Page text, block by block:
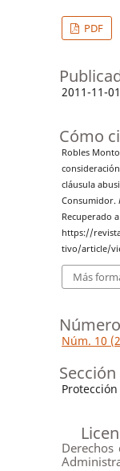
PDF
2011-11-01
Cómo
Robles
cláusula
Consumidor.
Recuperado
https://
tivo/article/
Más
Número
Núm. 10
Sección
Derechos